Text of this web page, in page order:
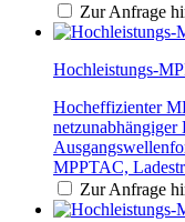
Zur Anfrage
Hochleistungs-
Hocheffizienter
netzunabhängiger
MPPTAC,
Zur Anfrage